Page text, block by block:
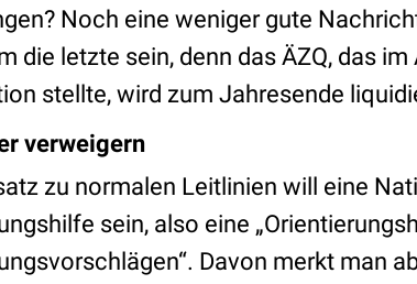
Noch eine weniger gute
die letzte sein, denn das ÄZQ, das
stellte, wird zum Jahresende
verweigern
zu normalen Leitlinien will eine
sein, also eine
Davon merkt man